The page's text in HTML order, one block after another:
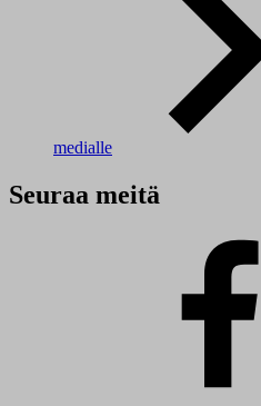
medialle
Seuraa meitä